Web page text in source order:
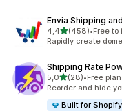
Envia Shipping
4,4z 5 hvězd
(458)
Celkový počet
•Free to
Rapidly create
Shipping Rate
5,0z 5 hvězd
(28)
Celkový počet
•Free
Reorder and hide
Built for Shopify